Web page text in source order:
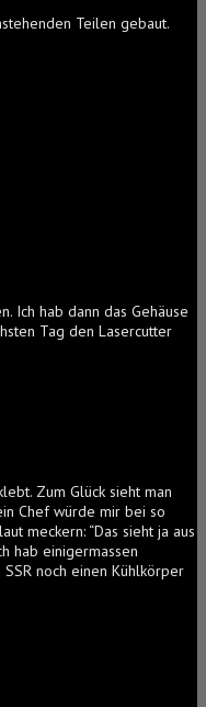
Teilen gebaut.
Ich hab dann das Gehäuse
Tag den Lasercutter
Zum Glück sieht man
Chef würde mir bei so
meckern: “Das sieht ja aus
hab einigermassen
noch einen Kühlkörper